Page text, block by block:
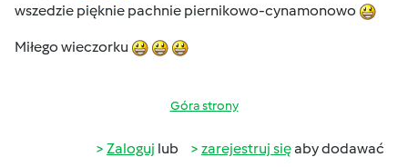
wszedzie pięknie pachnie piernikowo-cynamonowo
Miłego wieczorku
Góra strony
Zaloguj lub zarejestruj sięaby dodawać